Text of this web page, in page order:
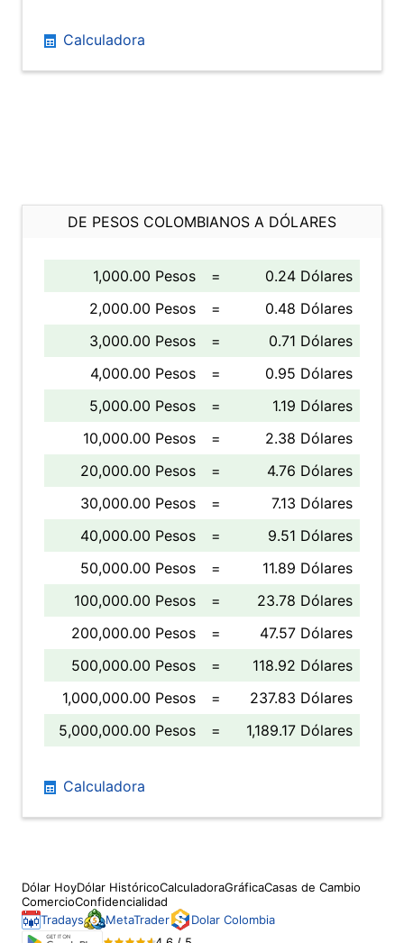
Calculadora
DE PESOS COLOMBIANOS A DÓLARES
1,000.00 Pesos =
0.24 Dólares
2,000.00 Pesos
=
0.48 Dólares
3,000.00 Pesos
=
0.71 Dólares
4,000.00 Pesos
=
0.95 Dólares
5,000.00 Pesos
=
1.19 Dólares
10,000.00 Pesos
=
2.38 Dólares
20,000.00 Pesos
=
4.76 Dólares
30,000.00 Pesos
=
7.13 Dólares
40,000.00 Pesos
=
9.51 Dólares
50,000.00 Pesos
=
11.89 Dólares
100,000.00 Pesos
=
23.78 Dólares
200,000.00 Pesos
=
47.57 Dólares
500,000.00 Pesos
=
118.92 Dólares
1,000,000.00 Pesos
=
237.83 Dólares
5,000,000.00 Pesos
= 1,189.17 Dólares
Calculadora
Dólar HoyDólar HistóricoCalculadoraGráficaCasas de Cambio
ComercioConfidencialidad
Tradays
MetaTrader
Dolar Colombia